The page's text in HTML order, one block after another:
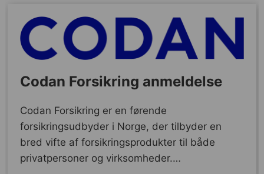
Codan Forsikring anmeldelse
Codan Forsikring er en førende
forsikringsudbyder i Norge, der tilbyder en
bred vifte af forsikringsprodukter til både
privatpersoner og virksomheder.…